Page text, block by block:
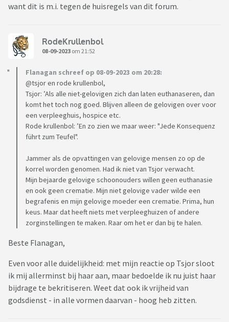
want dit is m.i. tegen de huisregels van dit forum.
RodeKrullenbol
08-09-2023 om 21:52
Flanagan schreef op 08-09-2023 om 20:28:
@tsjor en rode krullenbol,
Tsjor: ’Als alle niet-gelovigen zich dan laten euthanaseren, dan
komt het toch nog goed. Blijven alleen de gelovigen over voor
een verpleeghuis, hospice etc.
Rode krullenbol: ’En zo zien we maar weer: "Jede Konsequenz
führt zum Teufel".
Jammer als de opvattingen van gelovige mensen zo op de
korrel worden genomen. Had ik niet van Tsjor verwacht.
Mijn bejaarde gelovige schoonouders willen geen euthanasie
en ook geen crematie. Mijn niet gelovige vader wilde een
begrafenis en mijn gelovige moeder een crematie. Prima, hun
keus. Maar dat heeft niets met verpleeghuizen of andere
zorginstellingen te maken. Raar om het er dan bij te halen.
Beste Flanagan,
Even voor alle duidelijkheid: met mijn reactie op Tsjor sloot
ik mij allerminst bij haar aan, maar bedoelde ik nu juist haar
bijdrage te bekritiseren. Weet dat ook ik vrijheid van
godsdienst - in alle vormen daarvan - hoog heb zitten.